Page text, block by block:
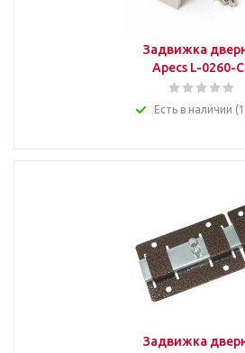
Задвижка
Apecs L-0260-
Есть в наличии
Задвижка